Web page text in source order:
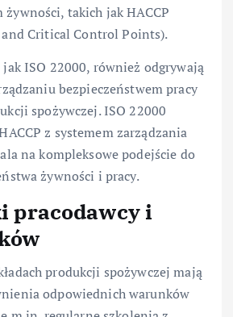
żywności, takich jak HACCP
Critical Control Points).
ISO 22000, również odgrywają
bezpieczeństwem pracy
spożywczej. ISO 22000
z systemem zarządzania
na kompleksowe podejście do
żywności i pracy.
pracodawcy i
produkcji spożywczej mają
odpowiednich warunków